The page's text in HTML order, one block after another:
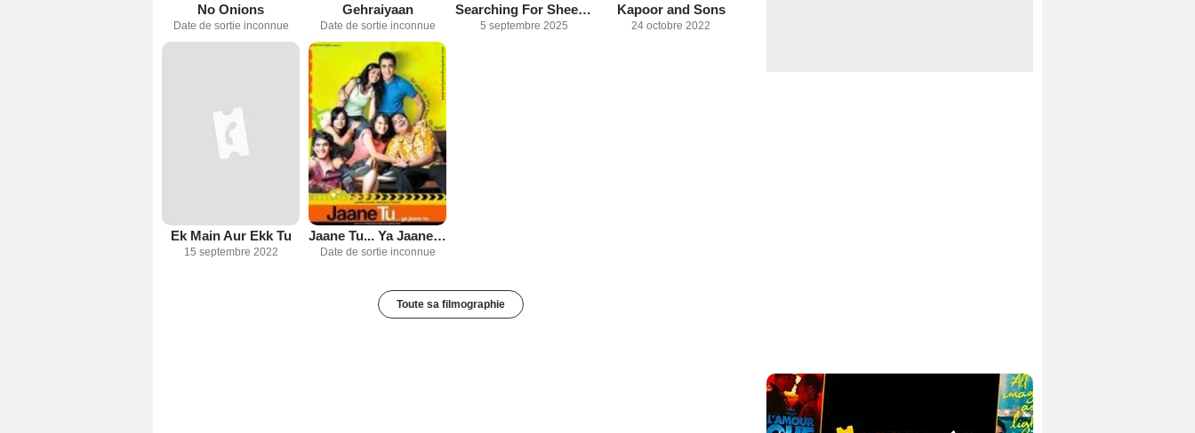
No Onions
Date de sortie inconnue
Gehraiyaan
Date de sortie inconnue
Searching For Sheela : Entre Utopie et Terrorisme
5 septembre 2025
Kapoor and Sons
24 octobre 2022
Ek Main Aur Ekk Tu
15 septembre 2022
Jaane Tu... Ya Jaane Na
Date de sortie inconnue
Toute sa filmographie